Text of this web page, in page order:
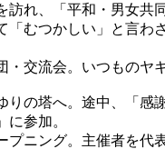
れ、「平和・男女共
むつかしい」と言
交流会。いつものヤギ
の塔へ。途中、「感
参加。
ニング。主催者を代